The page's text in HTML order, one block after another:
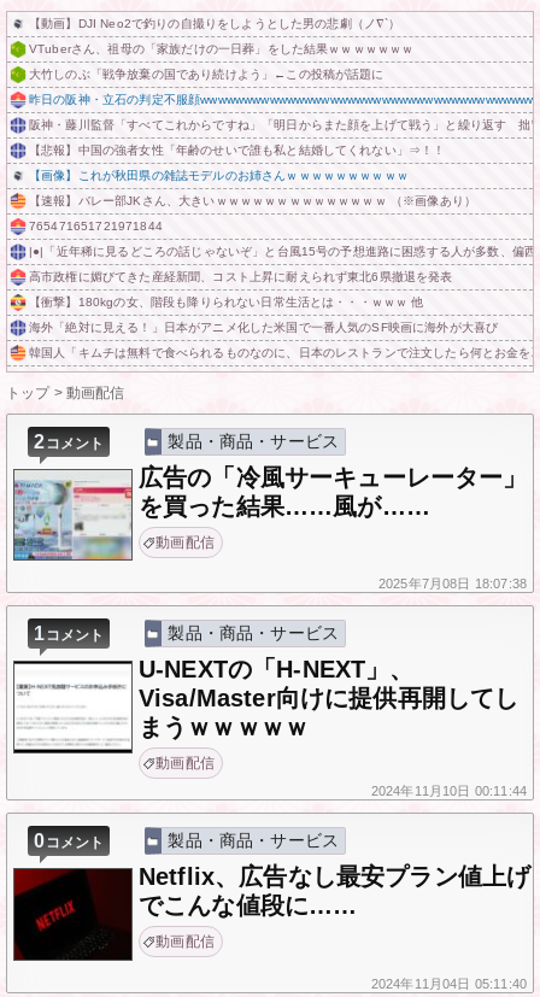
【動画】DJI Neo2で釣りの自撮りをしようとした男の悲劇（ノ∇`）
VTuberさん、祖母の「家族だけの一日葬」をした結果ｗｗｗｗｗｗｗ
大竹しのぶ「戦争放棄の国であり続けよう」←この投稿が話題に
昨日の阪神・立石の判定不服顔
阪神・藤川監督「すべてこれからですね」「明日からまた顔を上げて戦う」と繰り返す 拙
【悲報】中国の強者女性「年齢のせいで誰も私と結婚してくれない」⇒！！
【画像】これが秋田県の雑誌モデルのお姉さんｗｗｗｗｗｗｗｗｗｗ
【速報】バレー部JKさん、大きいｗｗｗｗｗｗｗｗｗｗｗｗｗｗ （※画像あり）
765471651721971844
|●|「近年稀に見るどころの話じゃないぞ」と台風15号の予想進路に困惑する人が多数、偏
高市政権に媚びてきた産経新聞、コスト上昇に耐えられず東北6県撤退を発表
【衝撃】180kgの女、階段も降りられない日常生活とは・・・ｗｗｗ 他
海外「絶対に見える！」日本がアニメ化した米国で一番人気のSF映画に海外が大喜び
韓国人「キムチは無料で食べられるものなのに、日本のレストランで注文したら何とお金を
トップ> 動画配信
2コメント 製品・商品・サービス
広告の「冷風サーキューレーター」
を買った結果……風が……
動画配信
2025年7月08日 18:07:38
1コメント 製品・商品・サービス
U-NEXTの「H-NEXT」、
Visa/Master向けに提供再開してし
まうｗｗｗｗｗ
動画配信
2024年11月10日 00:11:44
0コメント 製品・商品・サービス
Netflix、広告なし最安プラン値上げ
でこんな値段に……
動画配信
2024年11月04日 05:11:40